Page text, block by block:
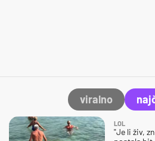
viralno
LOL
"Je li živ,